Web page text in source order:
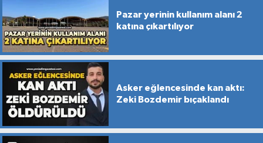
Pazar yerinin kullanım alanı 2
katına çıkartılıyor
Asker eğlencesinde kan aktı:
Zeki Bozdemir bıçaklandı